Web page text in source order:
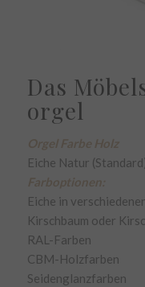
Das
orgel
Orgel Farbe Holz
Eiche Natur
Farboptionen:
Eiche in
Kirschbaum oder
RAL-Farben
CBM-Holzfarben
Seidenglanzfarben